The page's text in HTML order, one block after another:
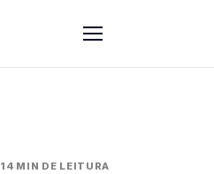
14 MIN DE LEITURA